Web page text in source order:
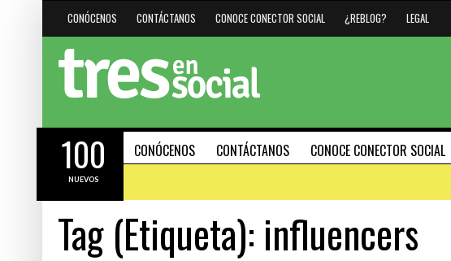
CONÓCENOS CONTÁCTANOS CONOCE CONECTOR SOCIAL ¿REBLOG? LEGAL
CONÓCENOS CONTÁCTANOS CONOCE CONECTOR SOCIAL
100
NUEVOS
#HAZMARCA DESTACADO HERRAMIENTAS
Tag (Etiqueta): influencers